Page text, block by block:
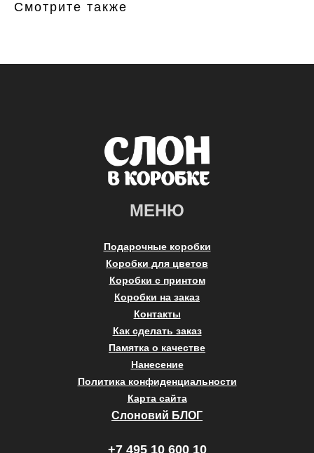
Смотрите также
МЕНЮ
Подарочные коробки
Коробки для цветов
Коробки с принтом
Коробки на заказ
Контакты
Как сделать заказ
Памятка о качестве
Нанесение
Политика конфиденциальности
Карта сайта
Слоновий БЛОГ
+7 495 10 600 10